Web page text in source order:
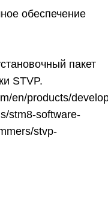
обеспечение
пакет
STVP.
en/products/
stm8-software-
stvp-